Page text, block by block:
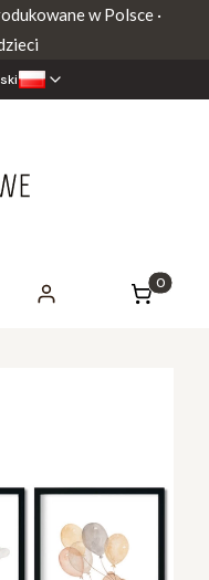
w Polsce ·
Produkty